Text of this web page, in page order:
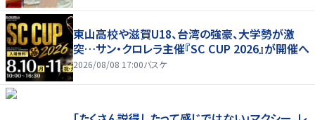
東山高校や滋賀U18、台湾の強豪、大学勢が激
突…サン・クロレラ主催『SC CUP 2026』が開催へ
2026/08/08 17:00バスケ